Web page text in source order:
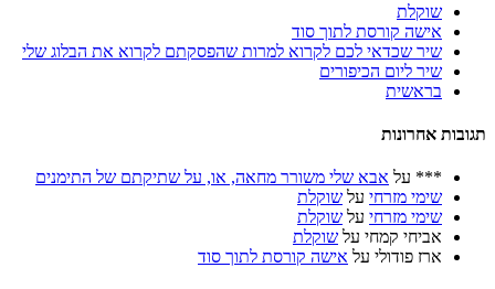
שוקלת
אישה קורסת לתוך סוד
שיר שכדאי לכם לקרוא למרות שהפסקתם לקרוא את הבלוג שלי
שיר ליום הכיפורים
בראשית
תגובות אחרונות
*** על אבא שלי משורר מחאה, או, על שתיקתם של התימנים
שימי מזרחי על שוקלת
שימי מזרחי על שוקלת
אביחי קמחי על שוקלת
ארז פודולי על אישה קורסת לתוך סוד